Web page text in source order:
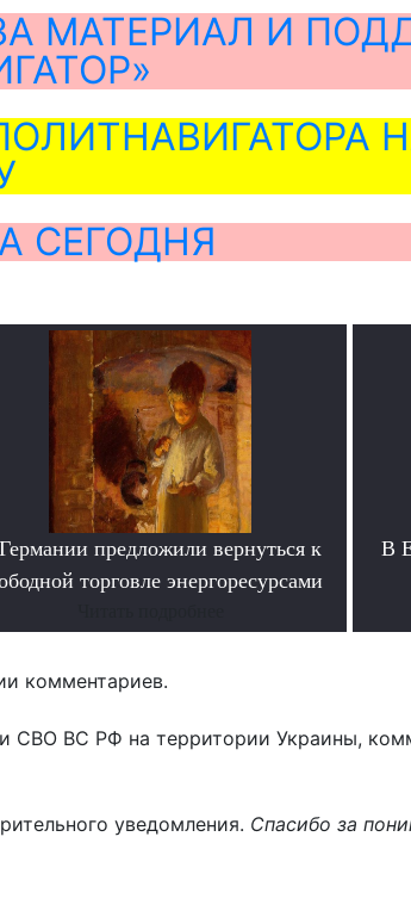
МАТЕРИАЛ И
СЕГОДНЯ
предложили вернуться к
торговле энергоресурсами
В
комментариев.
СВО ВС РФ на территории Украины,
уведомления. Спасибо за